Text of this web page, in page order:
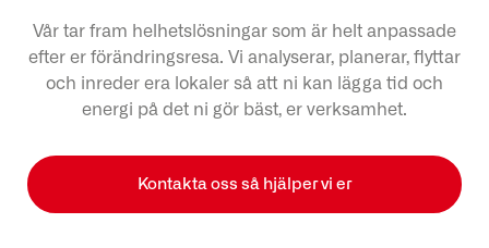
Vår tar fram helhetslösningar som är helt anpassade
efter er förändringsresa. Vi analyserar, planerar, flyttar
och inreder era lokaler så att ni kan lägga tid och
energi på det ni gör bäst, er verksamhet.
Kontakta oss så hjälper vi er